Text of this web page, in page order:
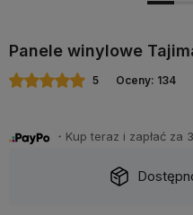
Panele winylowe
5 Oceny: 134
・Kup teraz i zapłać za